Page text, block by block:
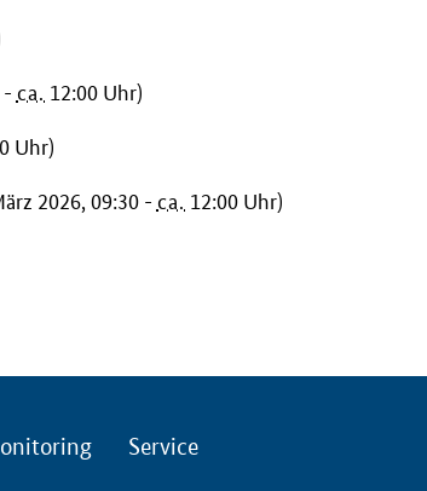
ca. 12:00 Uhr)
Uhr)
2026, 09:30 - ca. 12:00 Uhr)
Service